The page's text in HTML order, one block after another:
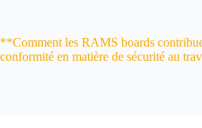
**Comment les RAMS boards
conformité en matière de sécurité au